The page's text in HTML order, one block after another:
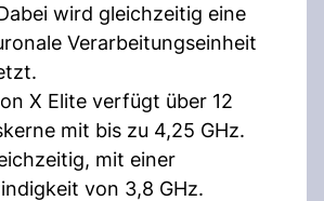
wird gleichzeitig eine
Verarbeitungseinheit
X Elite verfügt über 12
mit bis zu 4,25 GHz.
mit einer
von 3,8 GHz.